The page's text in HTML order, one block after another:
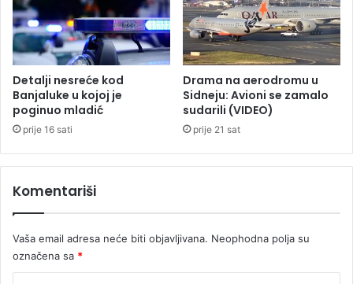
p
r
i
l
i
k
u
a
v
i
d
o
v
i
ć
v
s
r
u
g
Detalji nesreće kod
Banjaluke u kojoj je
poginuo mladić
prije 16 sati
Drama na aerodromu u
Sidneju: Avioni se zamalo
sudarili (VIDEO)
prije 21 sat
Komentariši
Vaša email adresa neće biti objavljivana. Neophodna polja su
označena sa *